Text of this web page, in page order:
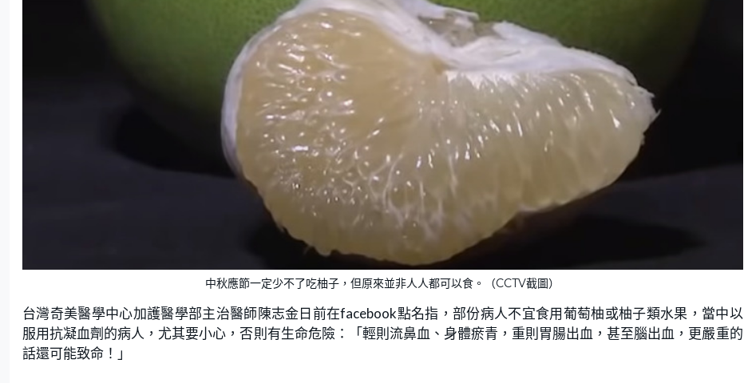
中秋應節一定少不了吃柚子，但原來並非人人都可以食。（CCTV截圖）
台灣奇美醫學中心加護醫學部主治醫師陳志金日前在facebook點名指，部份病人不宜食用葡萄柚或柚子類水果，當中以
服用抗凝血劑的病人，尤其要小心，否則有生命危險：「輕則流鼻血、身體瘀青，重則胃腸出血，甚至腦出血，更嚴重的
話還可能致命！」